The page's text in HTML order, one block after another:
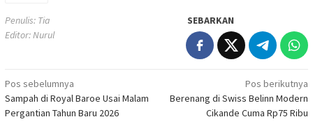
Penulis: Tia
Editor: Nurul
SEBARKAN
Navigasi
pos
Pos sebelumnya
Sampah di Royal Baroe Usai Malam
Pergantian Tahun Baru 2026
Pos berikutnya
Berenang di Swiss Belinn Modern
Cikande Cuma Rp75 Ribu